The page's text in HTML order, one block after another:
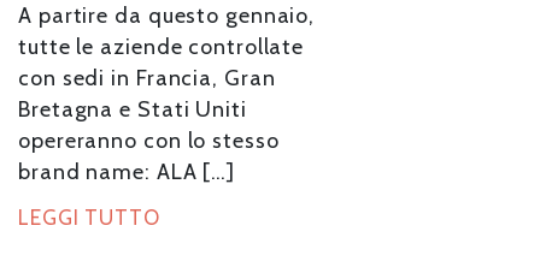
A partire da questo gennaio,
tutte le aziende controllate
con sedi in Francia, Gran
Bretagna e Stati Uniti
opereranno con lo stesso
brand name: ALA […]
LEGGI TUTTO